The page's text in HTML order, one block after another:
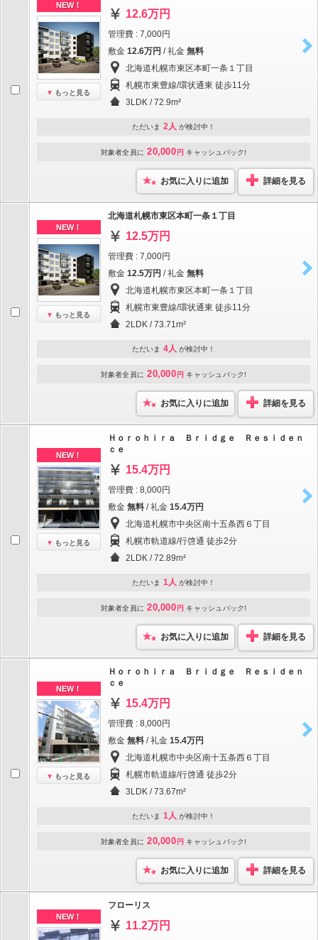
NEW！
もっと見る
12.6万円
管理費 : 7,000円
敷金 12.6万円 / 礼金 無料
北海道札幌市東区本町一条１丁目
札幌市東豊線/環状通東 徒歩11分
3LDK / 72.9m²
ただいま 2人 が検討中！
対象者全員に 20,000 円 キャッシュバック!
お気に入りに追加 詳細を見る
NEW！
もっと見る
北海道札幌市東区本町一条１丁目
12.5万円
管理費 : 7,000円
敷金 12.5万円 / 礼金 無料
北海道札幌市東区本町一条１丁目
札幌市東豊線/環状通東 徒歩11分
2LDK / 73.71m²
ただいま 4人 が検討中！
対象者全員に 20,000 円 キャッシュバック!
お気に入りに追加 詳細を見る
NEW！
もっと見る
Ｈｏｒｏｈｉｒａ Ｂｒｉｄｇｅ Ｒｅｓｉｄｅｎ
ｃｅ
15.4万円
管理費 : 8,000円
敷金 無料 / 礼金 15.4万円
北海道札幌市中央区南十五条西６丁目
札幌市軌道線/行啓通 徒歩2分
2LDK / 72.89m²
ただいま 1人 が検討中！
対象者全員に 20,000 円 キャッシュバック!
お気に入りに追加 詳細を見る
NEW！
もっと見る
Ｈｏｒｏｈｉｒａ Ｂｒｉｄｇｅ Ｒｅｓｉｄｅｎ
ｃｅ
15.4万円
管理費 : 8,000円
敷金 無料 / 礼金 15.4万円
北海道札幌市中央区南十五条西６丁目
札幌市軌道線/行啓通 徒歩2分
3LDK / 73.67m²
ただいま 1人 が検討中！
対象者全員に 20,000 円 キャッシュバック!
お気に入りに追加 詳細を見る
NEW！
フローリス
11.2万円